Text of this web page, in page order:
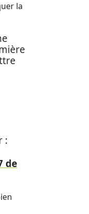
la
:
de